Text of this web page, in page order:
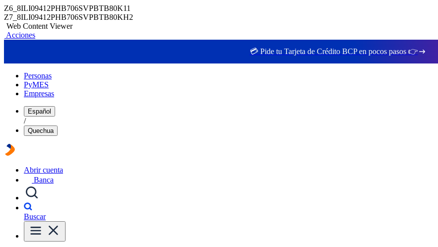
Z6_8ILI09412PHB706SVPBTB80K11
Z7_8ILI09412PHB706SVPBTB80KH2
Web Content Viewer
Acciones
💳 Pide tu Tarjeta de Crédito BCP en pocos pasos 👉
Personas
PyMES
Empresas
Español
/
Quechua
Abrir cuenta
Banca
Buscar